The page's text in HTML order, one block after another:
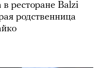
в ресторане Balzi
родственница